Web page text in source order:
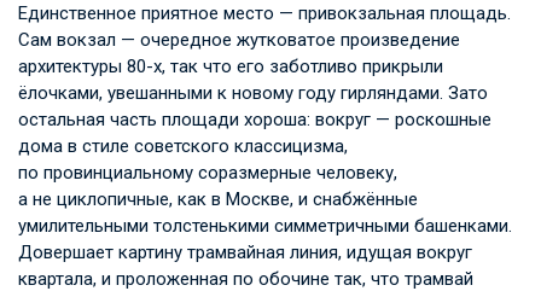
Единственное приятное место — привокзальная площадь.
Сам вокзал — очередное жутковатое произведение
архитектуры 80-х, так что его заботливо прикрыли
ёлочками, увешанными к новому году гирляндами. Зато
остальная часть площади хороша: вокруг — роскошные
дома в стиле советского классицизма,
по провинциальному соразмерные человеку,
а не циклопичные, как в Москве, и снабжённые
умилительными толстенькими симметричными башенками.
Довершает картину трамвайная линия, идущая вокруг
квартала, и проложенная по обочине так, что трамвай